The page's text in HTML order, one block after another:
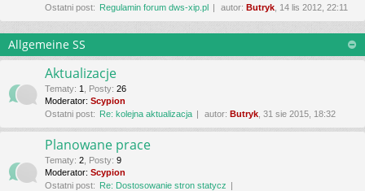
Ostatni post: Regulamin forum dws-xip.pl autor: Butryk , 14 lis 2012, 22:11
Allgemeine SS
Aktualizacje
Tematy: 1 Posty: 26
Moderator: Scypion
Ostatni post: Re: kolejna aktualizacja autor: Butryk , 31 sie 2015, 18:32
Planowane prace
Tematy: 2 Posty: 9
Moderator: Scypion
Ostatni post: Re: Dostosowanie stron statycz